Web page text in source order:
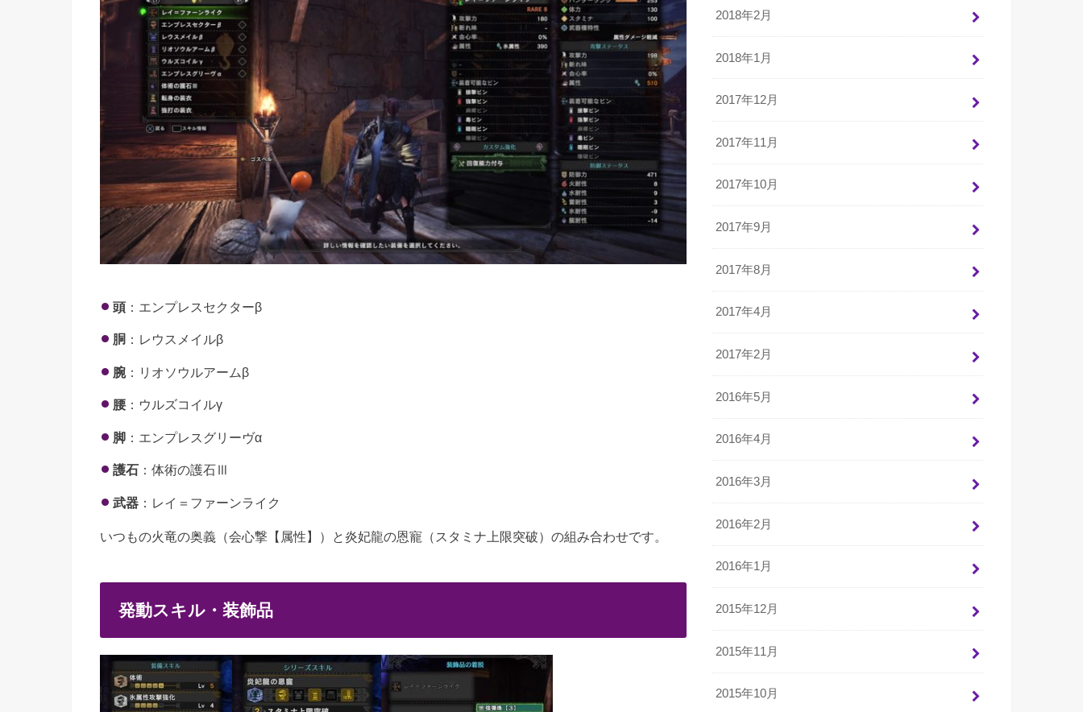
頭 ：エンプレスセクターβ
胴 ：レウスメイルβ
腕：リオソウルアームβ
腰：ウルズコイルγ
脚 ：エンプレスグリーヴα
護石 ：体術の護石Ⅲ
武器 ：レイ＝ファーンライク
いつもの火竜の奥義（会心撃【属性】）と炎妃龍の恩寵（スタミナ上限突破）の組み合わせです。
発動スキル・装飾品
2018年2月
2018年1月
2017年12月
2017年11月
2017年10月
2017年9月
2017年8月
2017年4月
2017年2月
2016年5月
2016年4月
2016年3月
2016年2月
2016年1月
2015年12月
2015年11月
2015年10月